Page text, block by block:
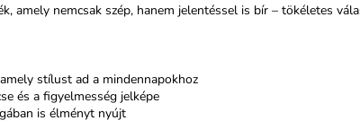
amely nemcsak szép, hanem jelentéssel is bír – tökéletes
stílust ad a mindennapokhoz
és a figyelmesség jelképe
is élményt nyújt